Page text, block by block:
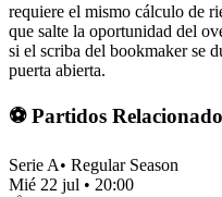
requiere el mismo cálculo de
que salte la oportunidad del
si el scriba del bookmaker se
puerta abierta.
⚽ Partidos
Serie A• Regular Season
Mié 22 jul • 20:00